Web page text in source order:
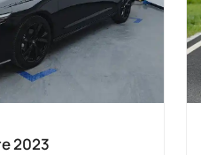
2023